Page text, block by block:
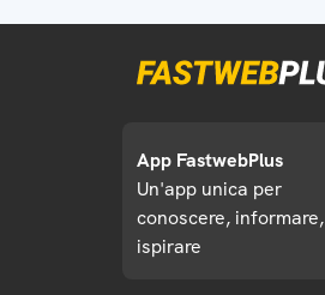
App FastwebPlus
Un'app unica per
conoscere, informare,
ispirare